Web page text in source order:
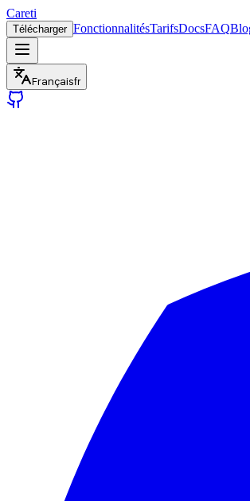
Careti
Télécharger FonctionnalitésTarifsDocsFAQ
Françaisfr